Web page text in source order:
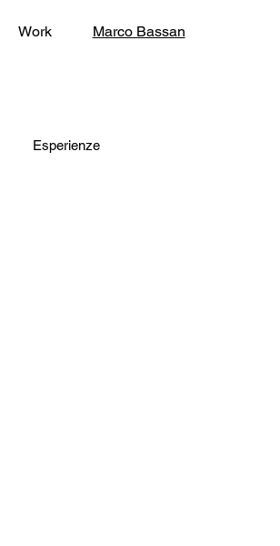
Work Marco Bassan
Esperienze